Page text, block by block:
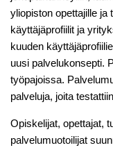
yliopiston opettajille ja
käyttäjäprofiilit ja
kuuden
uusi palvelukonsepti.
työpajoissa.
palveluja, joita
Opiskelijat, opettajat,
palvelumuotoilijat